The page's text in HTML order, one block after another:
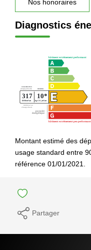
Nos honoraires
Diagnostics
Montant estimé des
usage standard entre
référence 01/01/2021.
Partager